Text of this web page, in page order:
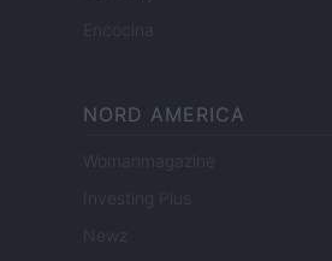
Encocina
NORD AMERICA
Womanmagazine
Investing Plus
Newz